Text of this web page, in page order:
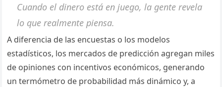
Cuando el dinero está en juego, la gente revela
lo que realmente piensa.
A diferencia de las encuestas o los modelos
estadísticos, los mercados de predicción agregan miles
de opiniones con incentivos económicos, generando
un termómetro de probabilidad más dinámico y, a